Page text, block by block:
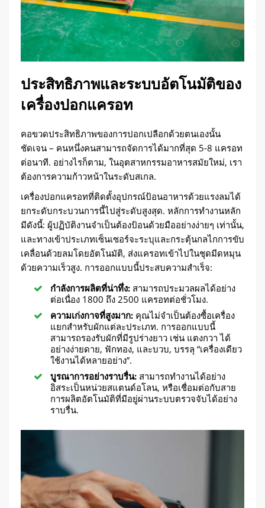
ประสิทธิภาพและระบบอัตโนมัติของ
เครื่องปอกแครอท
คอขวดประสิทธิภาพของการปอกเปลือกด้วยตนเองนั้น
ชัดเจน – คนหนึ่งคนสามารถจัดการได้มากที่สุด 5-8 แครอท
ต่อนาที. อย่างไรก็ตาม, ในอุตสาหกรรมอาหารสมัยใหม่, เรา
ต้องการความก้าวหน้าในระดับสเกล.
เครื่องปอกแครอทที่ติดตั้งอุปกรณ์ป้อนอาหารด้วยแรงลมได้
ยกระดับกระบวนการนี้ไปสู่ระดับสูงสุด. หลักการทำงานหลัก
มีดังนี้: ผู้ปฏิบัติงานจำเป็นต้องป้อนด้วยมืออย่างง่ายๆ เท่านั้น,
และทางเข้าประเภทเซ็นเซอร์จะระบุและกระตุ้นกลไกการขับ
เคลื่อนด้วยลมโดยอัตโนมัติ, ส่งแครอทเข้าไปในชุดมีดหมุน
ด้วยความเร็วสูง. การออกแบบนี้ประสบความสำเร็จ:
กำลังการผลิตที่น่าทึ่ง: สามารถประมวลผลได้อย่าง
ต่อเนื่อง 1800 ถึง 2500 แครอทต่อชั่วโมง.
ความเก่งกาจที่สูงมาก: คุณไม่จำเป็นต้องซื้อเครื่อง
แยกสำหรับผักแต่ละประเภท. การออกแบบนี้
สามารถรองรับผักที่มีรูปร่างยาว เช่น แตงกวา ได้
อย่างง่ายดาย, ฟักทอง, และบวบ, บรรลุ “เครื่องเดียว
ใช้งานได้หลายอย่าง”.
บูรณาการอย่างราบรื่น: สามารถทำงานได้อย่าง
อิสระเป็นหน่วยสแตนด์อโลน, หรือเชื่อมต่อกับสาย
การผลิตอัตโนมัติที่มีอยู่ผ่านระบบตรวจจับได้อย่าง
ราบรื่น.